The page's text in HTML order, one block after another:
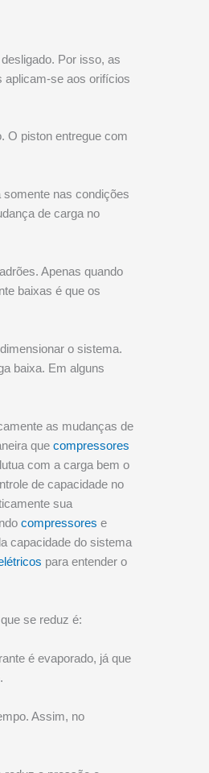
Por isso, as
aplicam-se aos orifícios
O piston entregue com
nas condições
de carga no
Apenas quando
baixas é que os
o sistema.
baixa. Em alguns
as mudanças de
quecompressores
com a carga bem o
de capacidade no
sua
compressores e
capacidade do sistema
para entender o
se reduz é:
é evaporado, já que
Assim, no